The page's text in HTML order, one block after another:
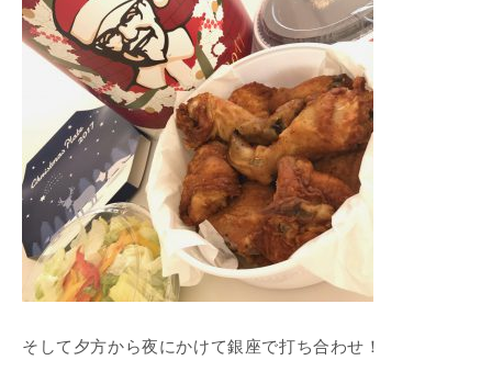
そして夕方から夜にかけて銀座で打ち合わせ！